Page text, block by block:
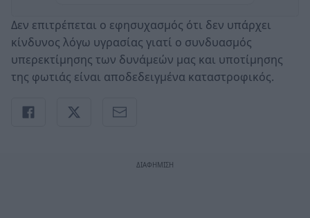
Δεν επιτρέπεται ο εφησυχασμός ότι δεν υπάρχει
κίνδυνος λόγω υγρασίας γιατί ο συνδυασμός
υπερεκτίμησης των δυνάμεών μας και υποτίμησης
της φωτιάς είναι αποδεδειγμένα καταστροφικός.